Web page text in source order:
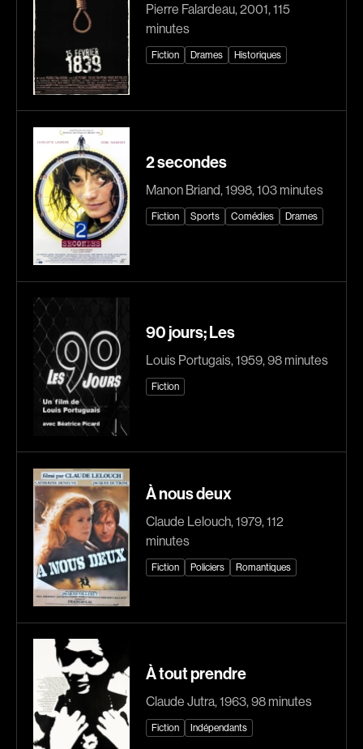
Explorer par
Genres
Animation
Aventure
Comédies
Comédies musicales
Documentaires
Drames
Érotiques
Famille
Fantastiques
Fiction
Historiques
Horreur
Indépendants
Jeunesse
Musicaux
Romantiques
Décennies
1920
1940
1950
1960
2000
Réalisateur
(Daniel Grou) Podz
Absa Moussa Sene
Pierre Falardeau, 2001, 115
minutes
Fiction Drames Historiques
2 secondes
Manon Briand, 1998, 103 minutes
Fiction Sports Comédies Drames
90 jours; Les
Louis Portugais, 1959, 98 minutes
Fiction
À nous deux
Claude Lelouch, 1979, 112
minutes
Fiction Policiers Romantiques
À tout prendre
Claude Jutra, 1963, 98 minutes
Fiction Indépendants